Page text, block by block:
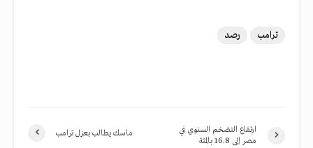
ترامب رصد
ماسك يطالب بعزل ترامب
ارتفاع التضخم السنوي في
مصر إلى 16.8 بالمئة